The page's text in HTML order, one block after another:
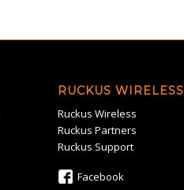
RUCKUS WIRELESS
Ruckus Wireless
Ruckus Partners
Ruckus Support
Facebook